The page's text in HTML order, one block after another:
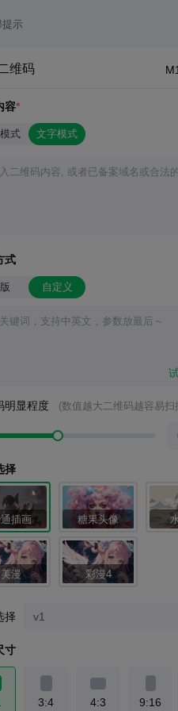
示
维码
容*
式 文字模式
式
自定义
明显程度 (数值越大二维码越容易扫
择
插画 糖果头像
美漫 彩漫4
择
寸
3:4 4:3 9:16